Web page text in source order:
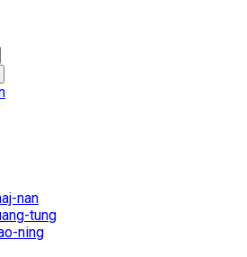
nan
tung
ning